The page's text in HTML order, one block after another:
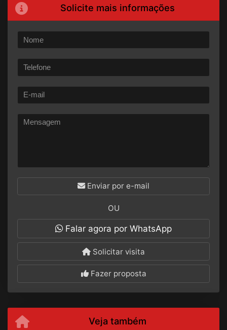
Solicite mais informações
Enviar por e-mail
OU
Falar agora por WhatsApp
Solicitar visita
Fazer proposta
Veja também